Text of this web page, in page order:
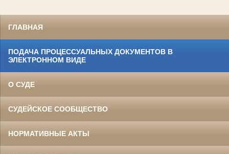
ГЛАВНАЯ
ПОДАЧА ПРОЦЕССУАЛЬНЫХ ДОКУМЕНТОВ В
ЭЛЕКТРОННОМ ВИДЕ
О СУДЕ
СУДЕЙСКОЕ СООБЩЕСТВО
НОРМАТИВНЫЕ АКТЫ